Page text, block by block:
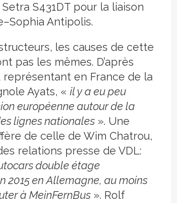
S431DT pour la liaison
Antipolis.
les causes de cette
pas les mêmes. D’après
représentant en France de la
Ayats, « il y a eu peu
européenne autour de la
lignes nationales ». Une
de celle de Wim Chatrou,
relations presse de VDL:
double étage
2015 en Allemagne, au moins
à MeinFernBus ». Rolf